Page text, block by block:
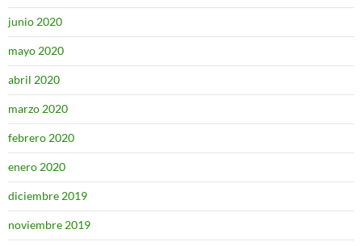
junio 2020
mayo 2020
abril 2020
marzo 2020
febrero 2020
enero 2020
diciembre 2019
noviembre 2019